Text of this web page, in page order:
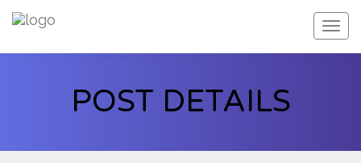
POST DETAILS